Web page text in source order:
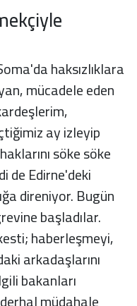
haksızlıklara
mücadele eden
ay izleyip
söke söke
de Edirne'deki
direniyor. Bugün
başladılar.
haberleşmeyi,
arkadaşlarını
bakanları